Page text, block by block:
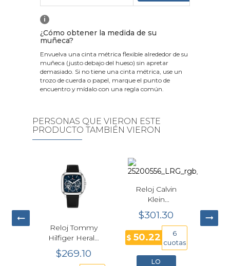
i
¿Cómo obtener la medida de su
muñeca?
Envuelva una cinta métrica flexible alrededor de su
muñeca (justo debajo del hueso) sin apretar
demasiado. Si no tiene una cinta métrica, use un
trozo de cuerda o papel, marque el punto de
encuentro y mídalo con una regla común.
PERSONAS QUE VIERON ESTE
PRODUCTO TAMBIÉN VIERON
Reloj Tommy
Hilfiger Herald
Azul Hombre
39mm
$269.10
Reloj Calvin
Klein
Performance
Cuarzo Azul
43mm
Hombre
25200556
$301.30
$ 50.22
6
cuotas
LO